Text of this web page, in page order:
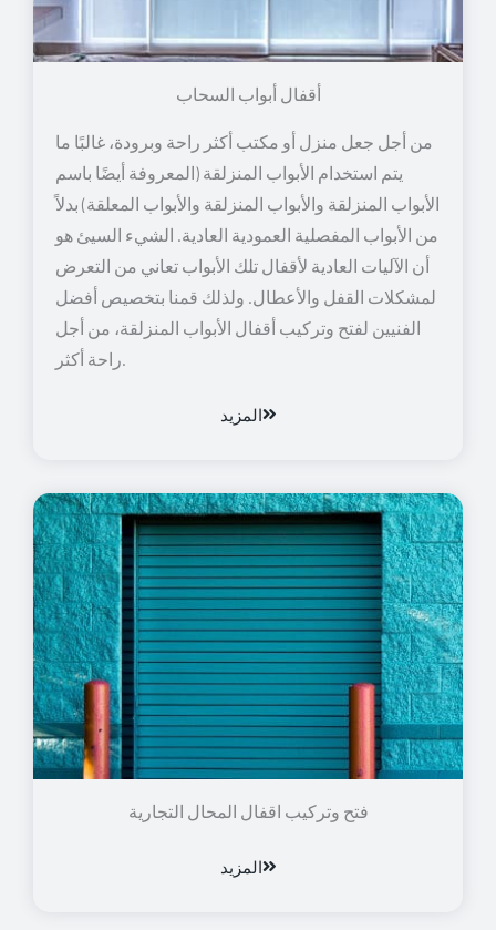
أقفال أبواب السحاب
من أجل جعل منزل أو مكتب أكثر راحة وبرودة، غالبًا ما
يتم استخدام الأبواب المنزلقة (المعروفة أيضًا باسم
الأبواب المنزلقة والأبواب المنزلقة والأبواب المعلقة) بدلاً
من الأبواب المفصلية العمودية العادية. الشيء السيئ هو
أن الآليات العادية لأقفال تلك الأبواب تعاني من التعرض
لمشكلات القفل والأعطال. ولذلك قمنا بتخصيص أفضل
الفنيين لفتح وتركيب أقفال الأبواب المنزلقة، من أجل
راحة أكثر.
المزيد
فتح وتركيب اقفال المحال التجارية
المزيد